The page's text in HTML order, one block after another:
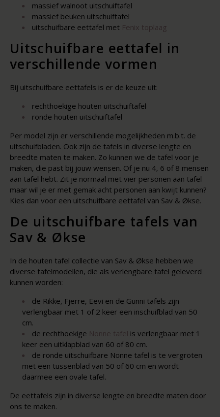
massief walnoot uitschuiftafel
massief beuken uitschuiftafel
uitschuifbare eettafel met Fenix toplaag
Uitschuifbare eettafel in
verschillende vormen
Bij uitschuifbare eettafels is er de keuze uit:
rechthoekige houten uitschuiftafel
ronde houten uitschuiftafel
Per model zijn er verschillende mogelijkheden m.b.t. de
uitschuifbladen. Ook zijn de tafels in diverse lengte en
breedte maten te maken. Zo kunnen we de tafel voor je
maken, die past bij jouw wensen. Of je nu 4, 6 of 8 mensen
aan tafel hebt. Zit je normaal met vier personen aan tafel
maar wil je er met gemak acht personen aan kwijt kunnen?
Kies dan voor een uitschuifbare eettafel van Sav & Økse.
De uitschuifbare tafels van
Sav & Økse
In de houten tafel collectie van Sav & Økse hebben we
diverse tafelmodellen, die als verlengbare tafel geleverd
kunnen worden:
de Rikke, Fjerre, Eevi en de Gunni tafels zijn
verlengbaar met 1 of 2 keer een inschuifblad van 50
cm.
de rechthoekige Nonne tafel is verlengbaar met 1
keer een uitklapblad van 60 of 80 cm.
de ronde uitschuifbare Nonne tafel is te vergroten
met een tussenblad van 50 of 60 cm en wordt
daarmee een ovale tafel.
De eettafels zijn in diverse lengte en breedte maten door
ons te maken.